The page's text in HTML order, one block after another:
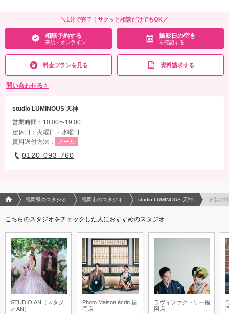
相談予約する
来店・オンライン
撮影日の空き
を確認する
＼1分で完了！サクッと相談だけでもOK／
相談予約する
来店・オンライン
撮影日の空き
を確認する
料金プランを見る 資料請求する
問い合わせる
studio LUMINOUS 天神
営業時間：10:00〜19:00
定休日：火曜日・水曜日
資料送付方法：
メール
0120-093-760
フォトウエディング/結婚写真のPhotorait ホーム
福岡県のスタジオ 福岡市のスタジオ studio LUMINOUS 天神 衣装の
こちらのスタジオをチェックした人におすすめのスタジオ
STUDIO AN（スタジ
オAN）
Photo Maison écrin 福
岡店
ラヴィファクトリー福
岡店